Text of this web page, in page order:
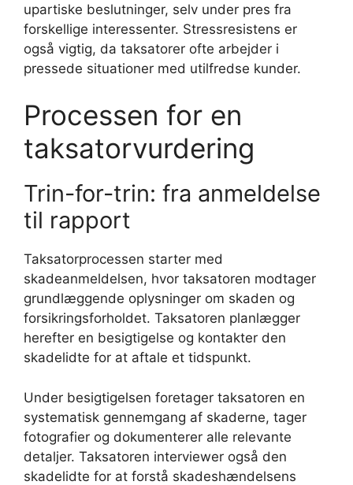
upartiske beslutninger, selv under pres fra
forskellige interessenter. Stressresistens er
også vigtig, da taksatorer ofte arbejder i
pressede situationer med utilfredse kunder.
Processen for en
taksatorvurdering
Trin-for-trin: fra anmeldelse
til rapport
Taksatorprocessen starter med
skadeanmeldelsen, hvor taksatoren modtager
grundlæggende oplysninger om skaden og
forsikringsforholdet. Taksatoren planlægger
herefter en besigtigelse og kontakter den
skadelidte for at aftale et tidspunkt.
Under besigtigelsen foretager taksatoren en
systematisk gennemgang af skaderne, tager
fotografier og dokumenterer alle relevante
detaljer. Taksatoren interviewer også den
skadelidte for at forstå skadeshændelsens